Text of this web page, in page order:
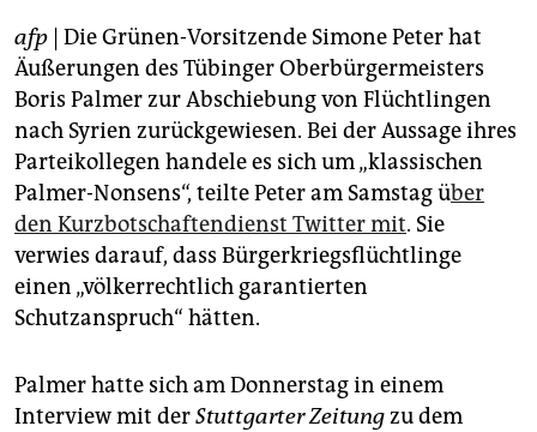
fragen & hilfe
unterstützen
abo
genossenschaft
epaper login
afp | Die Grünen-Vorsitzende Simone Peter hat
Äußerungen des Tübinger Oberbürgermeisters
Boris Palmer zur Abschiebung von Flüchtlingen
nach Syrien zurückgewiesen. Bei der Aussage ihres
Parteikollegen handele es sich um „klassischen
Palmer-Nonsens“, teilte Peter am Samstag über
den Kurzbotschaftendienst Twitter mit. Sie
verwies darauf, dass Bürgerkriegsflüchtlinge
einen „völkerrechtlich garantierten
Schutzanspruch“ hätten.
Palmer hatte sich am Donnerstag in einem
Interview mit derStuttgarter Zeitungzu dem